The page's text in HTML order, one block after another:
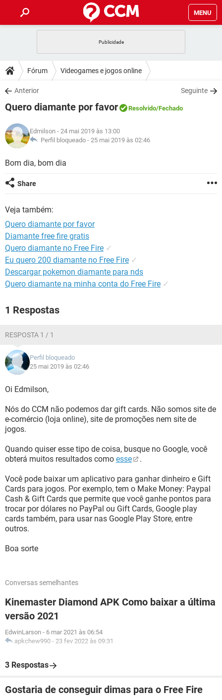
MENU
CELULAR FACEBOOK
OUTLOOK
INSTAGRAM GMAIL
GUIA DE COMPRAS
DICAS
JOGOS WHATSAPP
INSTAGRAM GMAIL
GUIA DE COMPRAS
DOWNLOADS
JOGOS WHATSAPP
CELULAR
OUTLOOK EXCEL
INSTAGRAM
FÓRUM
JOGOS WHATSAPP
CELULAR
OUTLOOK
INSTAGRAM
GLOSSÁRIO
JOGOS
INSTAGRAM
GUIA DE COMPRAS
Fórum Videogames e jogos online
Anterior Seguinte
Quero diamante por favor Resolvido/Fechado
Edmilson - 24 mai 2019 às 13:00
Perfil bloqueado - 25 mai 2019 às 02:46
Bom dia, bom dia
Share
Veja também:
Quero diamante por favor
Diamante free fire gratis
Quero diamante no Free Fire ✓
Eu quero 200 diamante no Free Fire ✓
Descargar pokemon diamante para nds
Quero diamante na minha conta do Free Fire ✓
1 Respostas
RESPOSTA 1 / 1
Perfil bloqueado
25 mai 2019 às 02:46
Oi Edmilson,
Nós do CCM não podemos dar gift cards. Não somos site de
e-comércio (loja online), site de promoções nem site de
jogos.
Quando quiser esse tipo de coisa, busque no Google, você
obterá muitos resultados como esse .
Você pode baixar um aplicativo para ganhar dinheiro e Gift
Cards para jogos. Por exemplo, tem o Make Money: Paypal
Cash & Gift Cards que permite que você ganhe pontos para
trocar por dólares no PayPal ou Gift Cards, Google play
cards também, para usar nas Google Play Store, entre
outros.
Boa sorte
Conversas semelhantes
Kinemaster Diamond APK Como baixar a última
versão 2021
EdwinLarson - 6 mar 2021 às 06:54
apkchew990 - 23 fev 2022 às 09:31
3 Respostas
Gostaria de conseguir dimas para o Free Fire